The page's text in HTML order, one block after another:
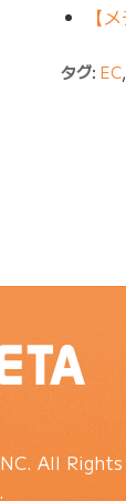
【
タグ: EC,
All Rights